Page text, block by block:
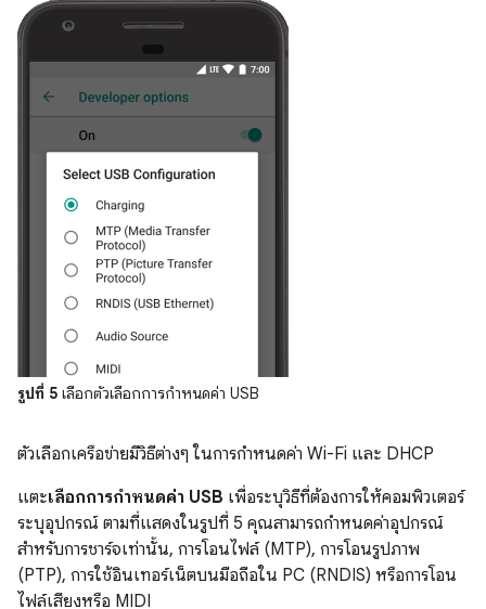
รูปที่ 5 เลือกตัวเลือกการกำหนดค่า USB
ตัวเลือกเครือข่ายมีวิธีต่างๆ ในการกำหนดค่า Wi-Fi และ DHCP
แตะเลือกการกำหนดค่า USB เพื่อระบุวิธีที่ต้องการให้คอมพิวเตอร์
ระบุอุปกรณ์ ตามที่แสดงในรูปที่ 5 คุณสามารถกำหนดค่าอุปกรณ์
สำหรับการชาร์จเท่านั้น, การโอนไฟล์ (MTP), การโอนรูปภาพ
(PTP), การใช้อินเทอร์เน็ตบนมือถือใน PC (RNDIS) หรือการโอน
ไฟล์เสียงหรือ MIDI